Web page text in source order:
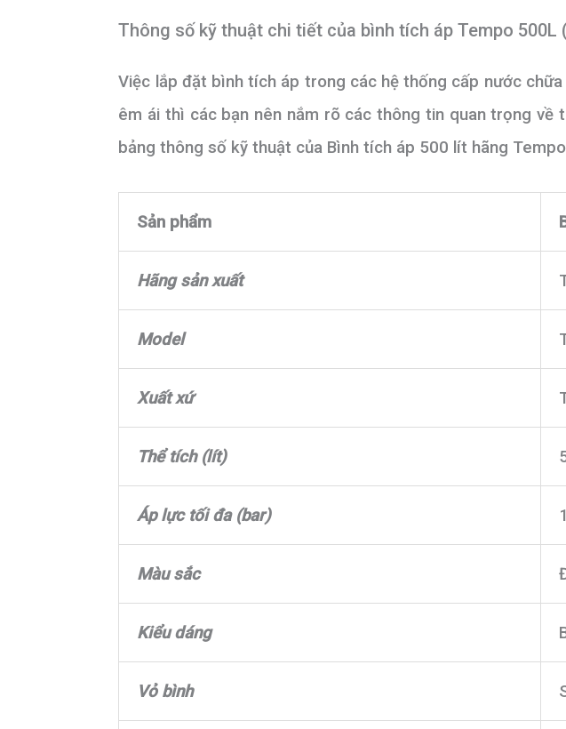
Thông số kỹ thuật chi tiết của bình tích áp Tempo 500L
Việc lắp đặt bình tích áp trong các hệ thống cấp nước
êm ái thì các bạn nên nắm rõ các thông tin quan trọng về
bảng thông số kỹ thuật của Bình tích áp 500 lít hãng
Sản phẩm
Hãng sản xuất
Model
Xuất xứ
Thể tích (lít)
Áp lực tối đa (bar)
Màu sắc
Kiểu dáng
Vỏ bình